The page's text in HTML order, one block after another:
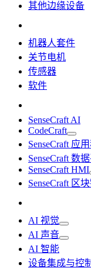
其他边缘设备
机器人套件
关节电机
传感器
软件
SenseCraft AI
CodeCraft
SenseCraft 应
SenseCraft 数
SenseCraft HMI
SenseCraft 区
AI 视觉
AI 声音
AI 智能
设备集成与控制